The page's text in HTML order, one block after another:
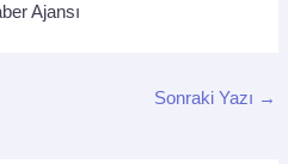
Ajansı
Sonraki Yazı →